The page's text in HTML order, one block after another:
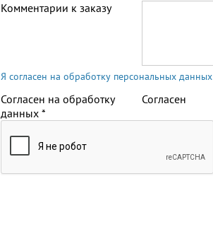
Комментарии к заказу
Я согласен на обработку персональных данных
Согласен на обработку
данных *
Согласен